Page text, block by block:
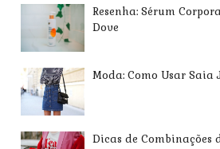
Resenha: Sérum
Dove
Moda: Como Usar Saia
Dicas de Combinações